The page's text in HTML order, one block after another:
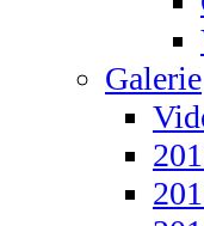
Galerie